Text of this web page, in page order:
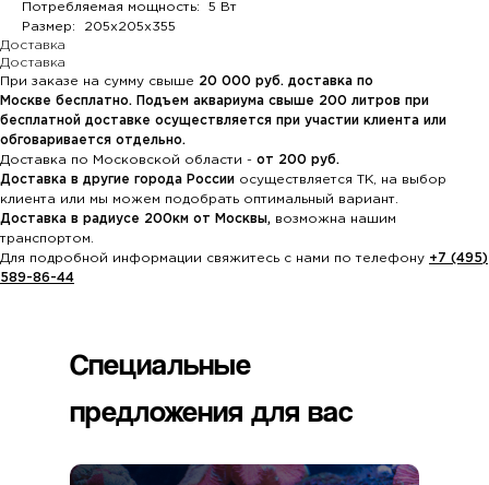
Потребляемая мощность: 5 Вт
Размер: 205х205х355
Доставка
Доставка
При заказе на сумму свыше 20 000 руб. доставка по
Москве бесплатно. Подъем аквариума свыше 200 литров при
бесплатной доставке осуществляется при участии клиента или
обговаривается отдельно.
Доставка по Московской области - от 200 руб.
Доставка в другие города России осуществляется ТК, на выбор
клиента или мы можем подобрать оптимальный вариант.
Доставка в радиусе 200км от Москвы, возможна нашим
транспортом.
Для подробной информации свяжитесь с нами по телефону +7 (495)
589-86-44
Специальные
предложения для вас